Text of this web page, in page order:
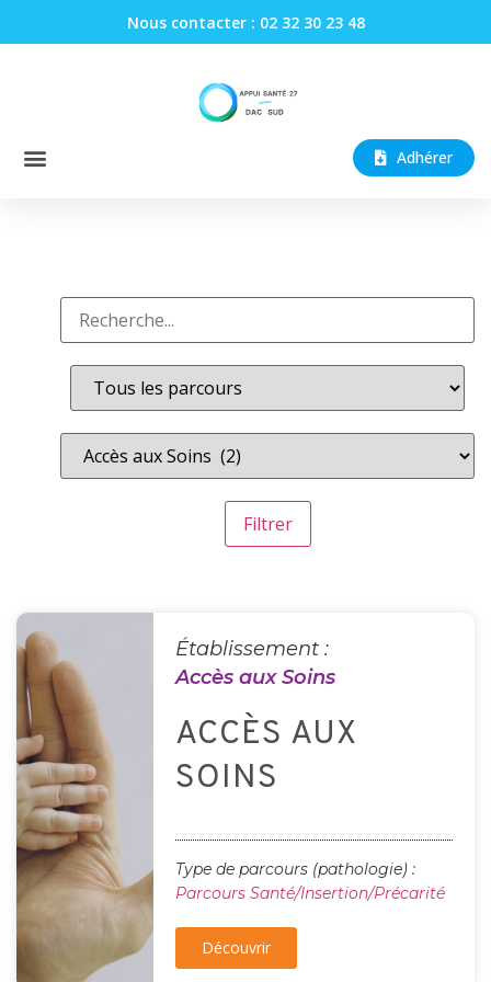
Nous contacter : 02 32 30 23 48
Adhérer
Établissement :
Accès aux Soins
ACCÈS AUX
SOINS
Type de parcours (pathologie) :
Parcours Santé/Insertion/Précarité
Découvrir